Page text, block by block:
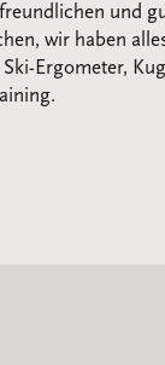
und
wir haben
Ergometer,